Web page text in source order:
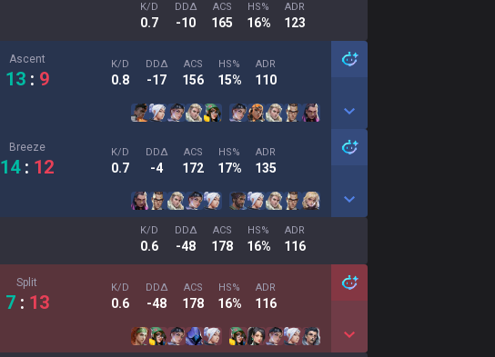
K/D
0.7
DDΔ
-10
ACS
165
HS%
16%
ADR
123
Ascent
13 : 9
K/D
0.8
DDΔ
-17
ACS
156
HS%
15%
ADR
110
Breeze
14 : 12
K/D
0.7
DDΔ
-4
ACS
172
HS%
17%
ADR
135
K/D
0.6
DDΔ
-48
ACS
178
HS%
16%
ADR
116
Split
7 : 13
K/D
0.6
DDΔ
-48
ACS
178
HS%
16%
ADR
116